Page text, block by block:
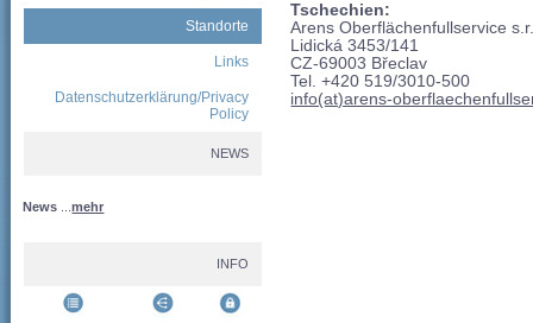
Standorte
Links
Datenschutzerklärung/Privacy
Policy
NEWS
News ...mehr
INFO
Tschechien:
Arens Oberflächenfullservice
Lidická 3453/141
CZ-69003 Břeclav
Tel. +420 519/3010-500
info(at)arens-